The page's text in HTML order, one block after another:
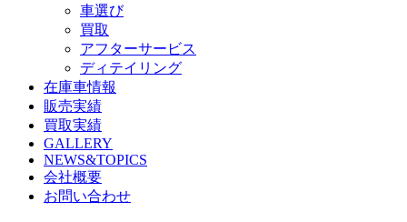
車選び
買取
アフターサービス
ディテイリング
在庫車情報
販売実績
買取実績
GALLERY
NEWS&TOPICS
会社概要
お問い合わせ